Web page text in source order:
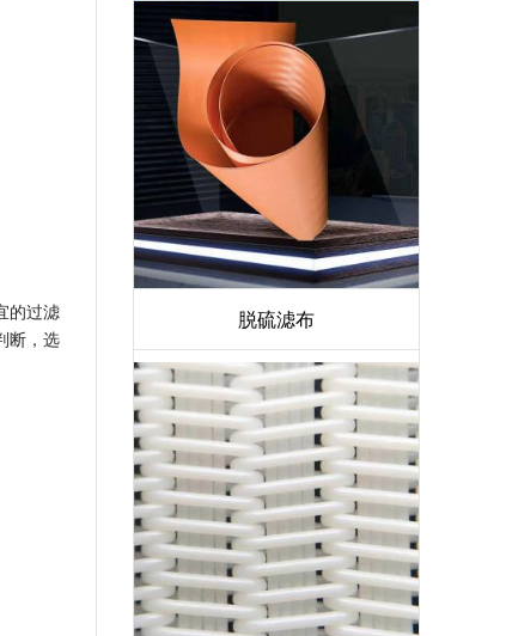
的过滤
断，选
脱硫滤布